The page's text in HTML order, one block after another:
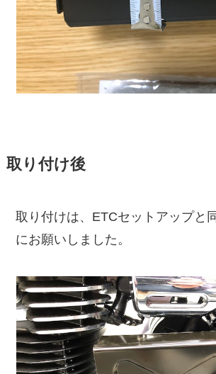
取り付け後
取り付けは、ETCセットアップと
にお願いしました。